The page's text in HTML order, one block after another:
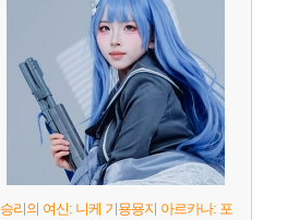
승리의 여신: 니케 기묭묭지 아르카나: 포